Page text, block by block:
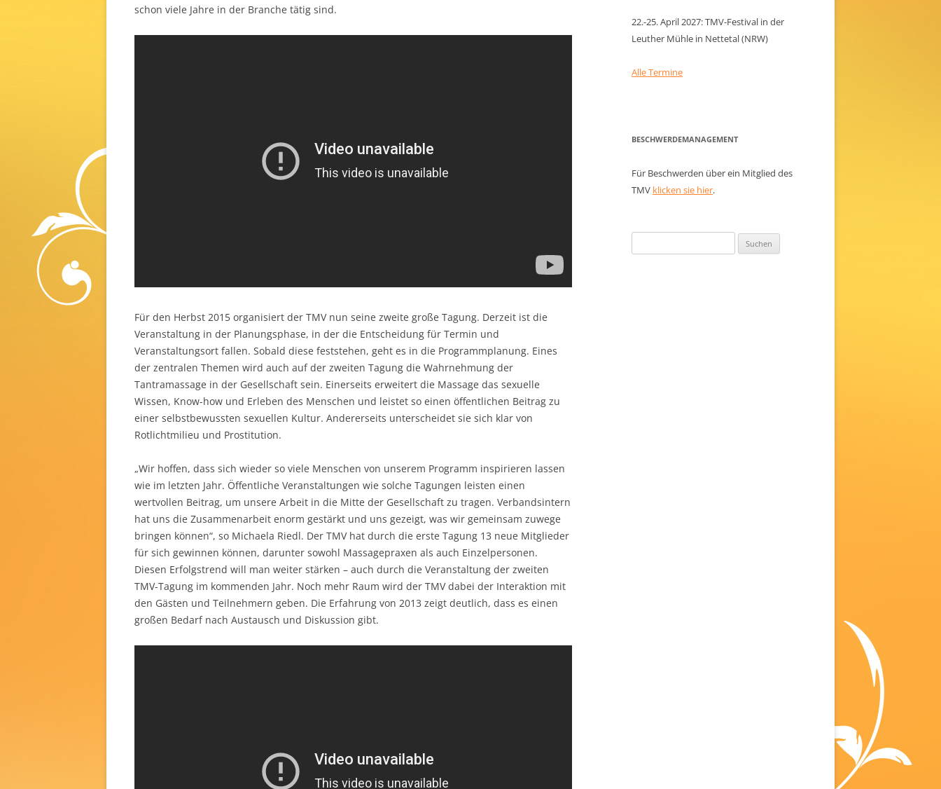
schon viele Jahre in der Branche tätig sind.
Für den Herbst 2015 organisiert der TMV nun seine zweite große Tagung. Derzeit ist die
Veranstaltung in der Planungsphase, in der die Entscheidung für Termin und
Veranstaltungsort fallen. Sobald diese feststehen, geht es in die Programmplanung. Eines
der zentralen Themen wird auch auf der zweiten Tagung die Wahrnehmung der
Tantramassage in der Gesellschaft sein. Einerseits erweitert die Massage das sexuelle
Wissen, Know-how und Erleben des Menschen und leistet so einen öffentlichen Beitrag zu
einer selbstbewussten sexuellen Kultur. Andererseits unterscheidet sie sich klar von
Rotlichtmilieu und Prostitution.
„Wir hoffen, dass sich wieder so viele Menschen von unserem Programm inspirieren lassen
wie im letzten Jahr. Öffentliche Veranstaltungen wie solche Tagungen leisten einen
wertvollen Beitrag, um unsere Arbeit in die Mitte der Gesellschaft zu tragen. Verbandsintern
hat uns die Zusammenarbeit enorm gestärkt und uns gezeigt, was wir gemeinsam zuwege
bringen können“, so Michaela Riedl. Der TMV hat durch die erste Tagung 13 neue Mitglieder
für sich gewinnen können, darunter sowohl Massagepraxen als auch Einzelpersonen.
Diesen Erfolgstrend will man weiter stärken – auch durch die Veranstaltung der zweiten
TMV-Tagung im kommenden Jahr. Noch mehr Raum wird der TMV dabei der Interaktion mit
den Gästen und Teilnehmern geben. Die Erfahrung von 2013 zeigt deutlich, dass es einen
großen Bedarf nach Austausch und Diskussion gibt.
22.-25. April 2027: TMV-Festival in der
Leuther Mühle in Nettetal (NRW)
Alle Termine
BESCHWERDEMANAGEMENT
Für Beschwerden über ein Mitglied des
TMV klicken sie hier.
nach: